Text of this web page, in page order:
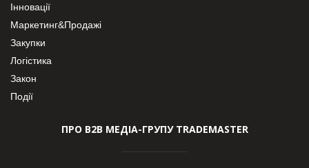
Інновації
Маркетинг&Продажі
Закупки
Логістика
Закон
Події
ПРО В2В МЕДІА-ГРУПУ TRADEMASTER